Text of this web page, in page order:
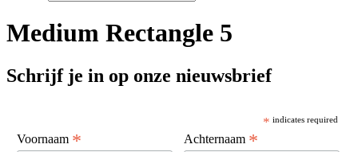
Medium Rectangle 5
Schrijf je in op onze nieuwsbrief
* indicates required
Voornaam * Achternaam *